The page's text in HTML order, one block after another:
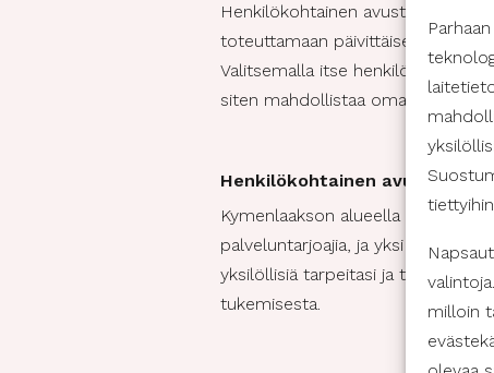
milloin
Henkilökohtainen avustaja ei ole
toteuttamaan päivittäiset rutiinisi,
Valitsemalla itse
siten mahdollistaa oman näköisen
Henkilökohtainen avustaja
Kymenlaakson alueella
palveluntarjoajia, ja yksi niistä on
yksilöllisiä tarpeitasi ja toiveitasi,
tukemisesta.